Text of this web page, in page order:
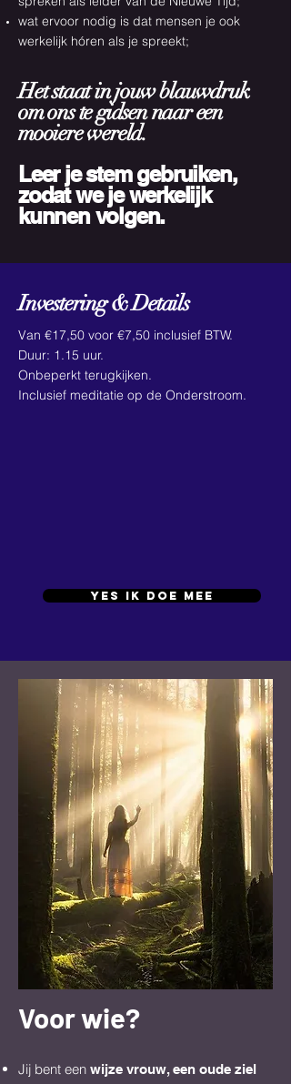
wat ervoor nodig is dat mensen je ook
werkelijk hóren als je spreekt;
Het staat in jouw blauwdruk
om ons te gidsen naar een
mooiere wereld.
Leer je stem gebruiken,
zodat we je werkelijk
kunnen volgen.
Investering & Details
Van €17,50 voor €7,50 inclusief BTW.
Duur: 1.15 uur.
Onbeperkt terugkijken.
Inclusief meditatie op de Onderstroom.
yes ik doe mee
Voor wie?
Jij bent een wijze vrouw, een oude ziel